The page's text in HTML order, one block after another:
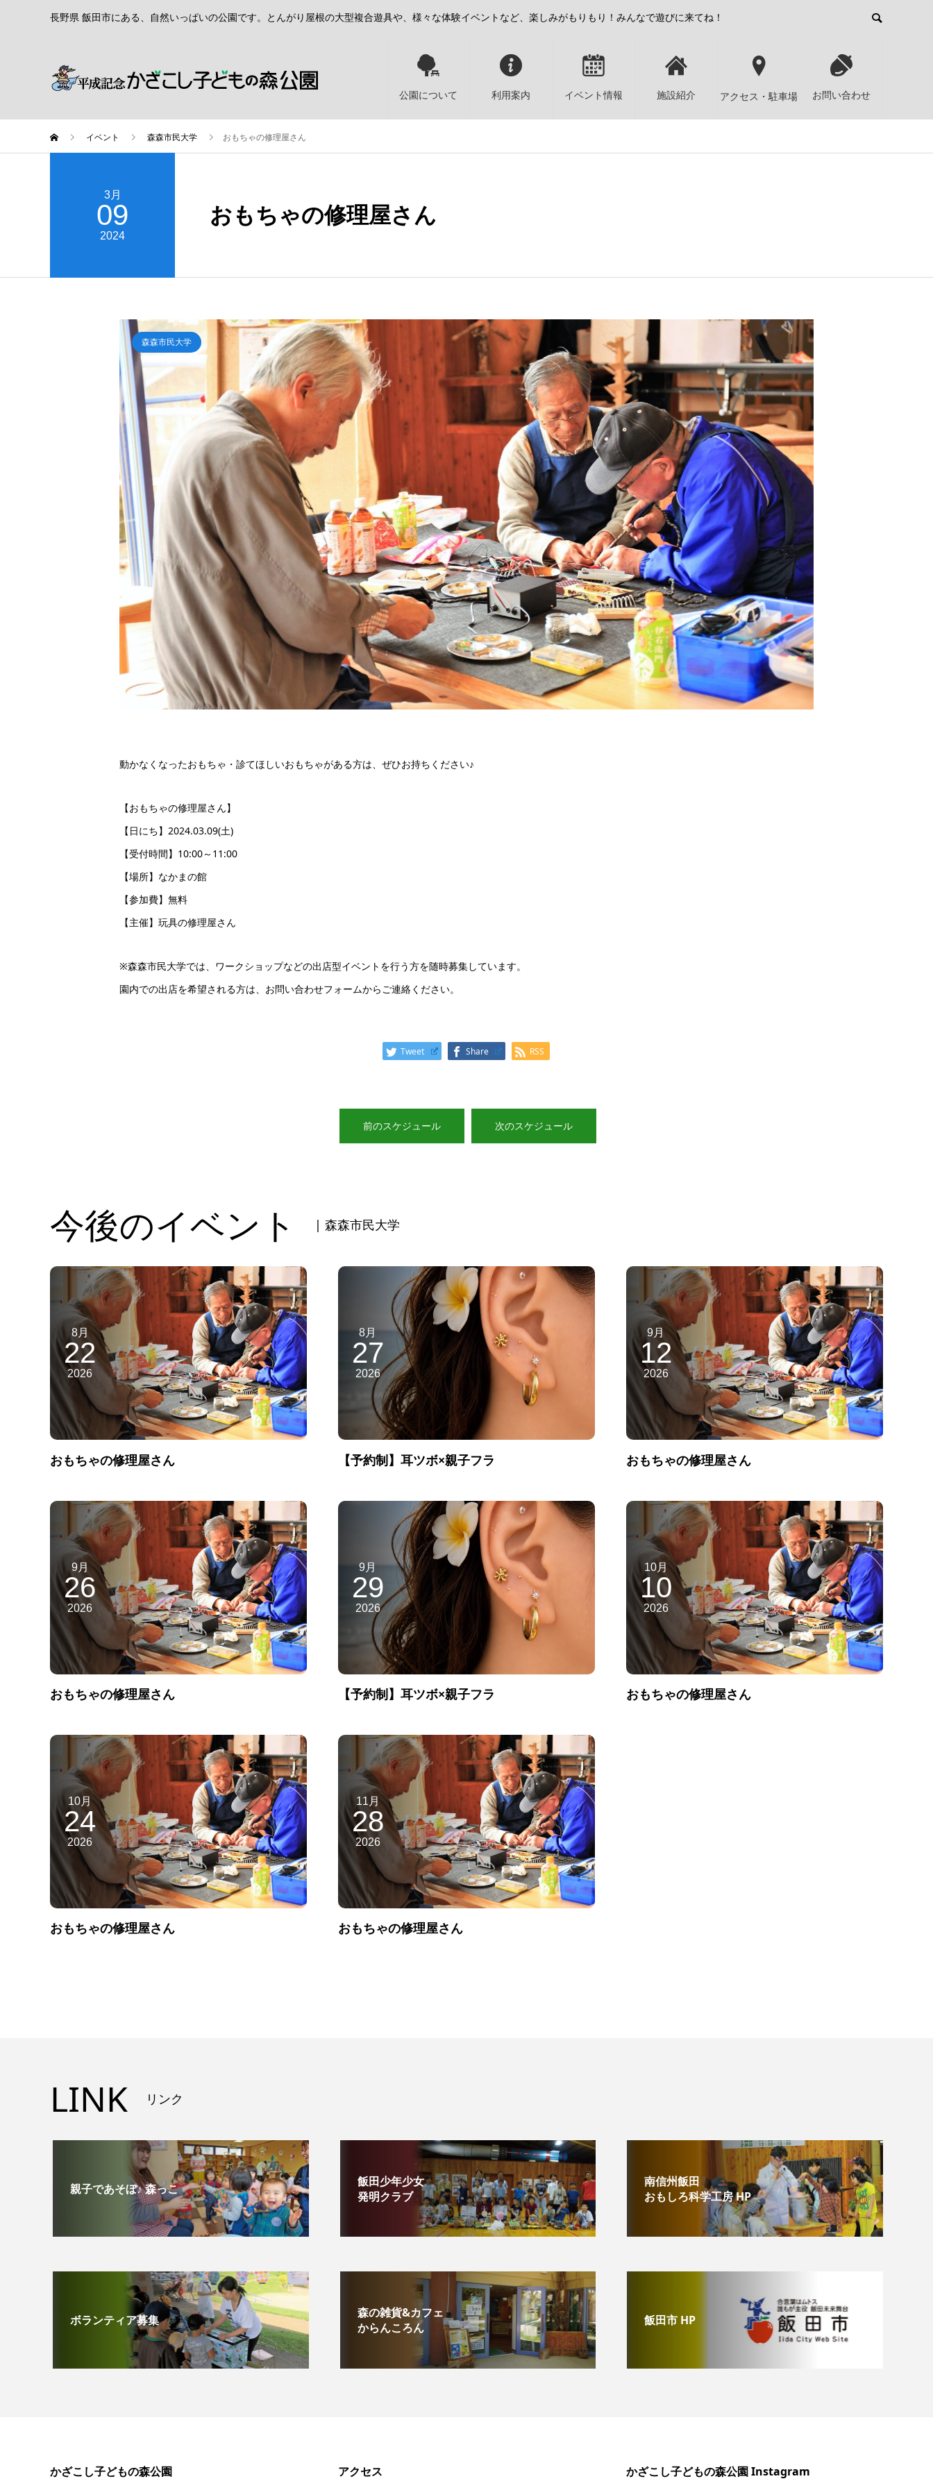
長野県 飯田市にある、自然いっぱいの公園です。とんがり屋根の大型複合遊具や、様々な体験イベントなど、楽しみがもりもり！みんなで遊びに来てね！
公園について 利用案内 イベント情報 施設紹介 アクセス・駐車場 お問い合わせ
イベント 森森市民大学 おもちゃの修理屋さん
3月
09
2024
おもちゃの修理屋さん
森森市民大学
動かなくなったおもちゃ・診てほしいおもちゃがある方は、ぜひお持ちください♪
【おもちゃの修理屋さん】
【日にち】2024.03.09(土)
【受付時間】10:00～11:00
【場所】なかまの館
【参加費】無料
【主催】玩具の修理屋さん
※森森市民大学では、ワークショップなどの出店型イベントを行う方を随時募集しています。
園内での出店を希望される方は、お問い合わせフォームからご連絡ください。
Tweet Share RSS
前のスケジュール 次のスケジュール
今後のイベント | 森森市民大学
8月
22
2026
おもちゃの修理屋さん
8月
27
2026
【予約制】耳ツボ×親子フラ
9月
12
2026
おもちゃの修理屋さん
9月
26
2026
おもちゃの修理屋さん
9月
29
2026
【予約制】耳ツボ×親子フラ
10月
10
2026
おもちゃの修理屋さん
10月
24
2026
おもちゃの修理屋さん
11月
28
2026
おもちゃの修理屋さん
LINK リンク
親子であそぼ♪ 森っこ
飯田少年少女
発明クラブ
南信州飯田
おもしろ科学工房 HP
ボランティア募集
森の雑貨&カフェ
からんころん
飯田市 HP
かざこし子どもの森公園 アクセス かざこし子どもの森公園 Instagram